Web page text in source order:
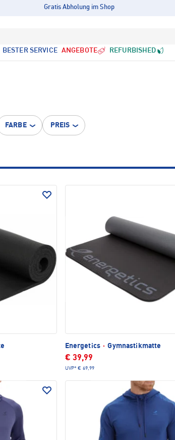
Gratis Abholung im Shop
BESTER SERVICE ANGEBOTE REFURBISHED
FARBE PREIS
Energetics · Gymnastikmatte
€ 39,99
UVP* € 69,99